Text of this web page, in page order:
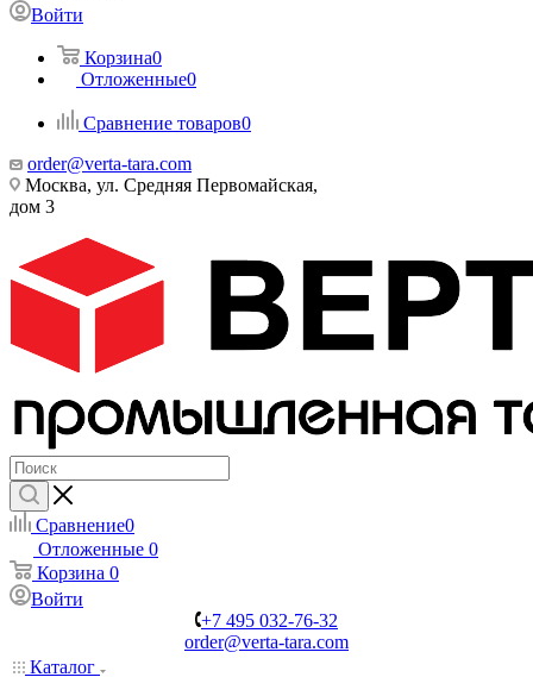
Войти
Корзина0
Отложенные0
Сравнение товаров0
order@verta-tara.com
Москва, ул. Средняя Первомайская,
дом 3
Сравнение0
Отложенные 0
Корзина 0
Войти
+7 495 032-76-32
order@verta-tara.com
Каталог